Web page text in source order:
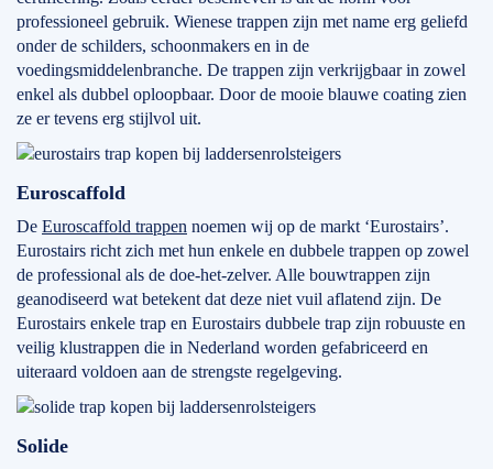
professioneel gebruik. Wienese trappen zijn met name erg geliefd
onder de schilders, schoonmakers en in de
voedingsmiddelenbranche. De trappen zijn verkrijgbaar in zowel
enkel als dubbel oploopbaar. Door de mooie blauwe coating zien
ze er tevens erg stijlvol uit.
Euroscaffold
De Euroscaffold trappen noemen wij op de markt ‘Eurostairs’.
Eurostairs richt zich met hun enkele en dubbele trappen op zowel
de professional als de doe-het-zelver. Alle bouwtrappen zijn
geanodiseerd wat betekent dat deze niet vuil aflatend zijn. De
Eurostairs enkele trap en Eurostairs dubbele trap zijn robuuste en
veilig klustrappen die in Nederland worden gefabriceerd en
uiteraard voldoen aan de strengste regelgeving.
Solide